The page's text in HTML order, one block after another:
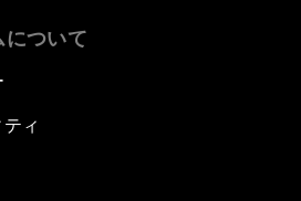
ついて
ィ